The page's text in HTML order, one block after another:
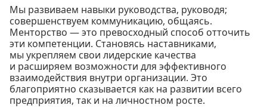
Мы развиваем навыки руководства, руководя;
совершенствуем коммуникацию, общаясь.
Менторство — это превосходный способ отточить
эти компетенции. Становясь наставниками,
мы укрепляем свои лидерские качества
и расширяем возможности для эффективного
взаимодействия внутри организации. Это
благоприятно сказывается как на развитии всего
предприятия, так и на личностном росте.